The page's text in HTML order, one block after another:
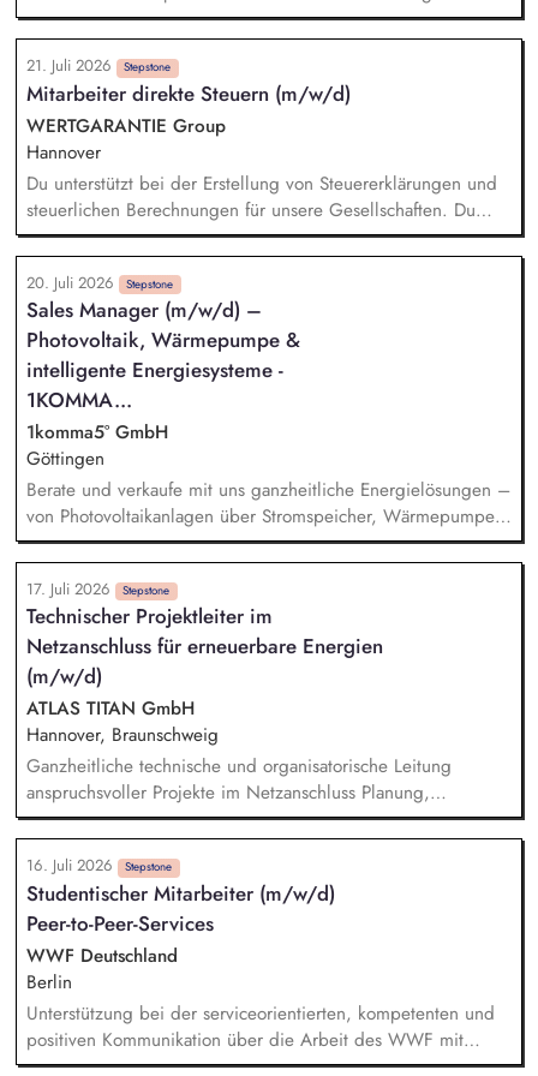
Bildungs- und Erziehungsarbeit.
geforderten Bestandteilen Beauftragung und Koordination von
externen Drittanbietern Initiierung, Begleitung und
Projektmanagement von Maßnahmen und Projekten Prüfung
und Umsetzung von wirkungsvollen Klimaschutz-
Sofortmaßnahmen Durchführung eines zivilgesellschaftlichen
Prozesses für die Konzepterstellung (Workshops,
Ideensammlung mit Bürger/innen) Integration des
Klimaschutzes in die Verwaltungsabläufe
Vernetzung/Kooperation mit anderen lokalen
Klimaschutzakteuren
21. Juli 2026 Stepstone
Mitarbeiter direkte Steuern (m/w/d)
WERTGARANTIE Group
Hannover
Du unterstützt bei der Erstellung von Steuererklärungen und
steuerlichen Berechnungen für unsere Gesellschaften. Du
wirkst bei der Erstellung von Steuerbilanzen und E-Bilanzen
mit und sorgst für die Einhaltung aktueller steuerlicher
Vorgaben. Du prüfst Steuerbescheide und analysierst
steuerliche Sachverhalte auf mögliche Abweichungen. Du
unterstützt bei Betriebsprüfungen und arbeitest mit internen
sowie externen Ansprechpartnern zusammen. Du wirkst bei
der Kontierung und Buchung steuerlicher Geschäftsvorfälle
mit.
20. Juli 2026 Stepstone
Sales Manager (m/w/d) –
Photovoltaik, Wärmepumpe &
intelligente Energiesysteme -
1KOMMA...
1komma5° GmbH
Göttingen
Berate und verkaufe mit uns ganzheitliche Energielösungen –
von Photovoltaikanlagen über Stromspeicher, Wärmepumpen
und Wallboxen bis hin zu unserem intelligenten
Energiemanagementsystem „Heartbeat
17. Juli 2026 Stepstone
Technischer Projektleiter im
Netzanschluss für erneuerbare Energien
(m/w/d)
ATLAS TITAN GmbH
Hannover, Braunschweig
Ganzheitliche technische und organisatorische Leitung
anspruchsvoller Projekte im Netzanschluss Planung,
Strukturierung und Überwachung der Projektabläufe
einschließlich Kosten, Termine, Qualität, Risiken und
Ressourcen Steuerung der Entwurfs-, Genehmigungs- und
Ausführungsplanung einschließlich der Prüfung und
Qualitätssicherung technischer Planungsunterlagen
Entwicklung, Bewertung und Abstimmung technischer
Anlagen- und Netzanschlusskonzepte Koordination der
beteiligten Fachdisziplinen und Sicherstellung klar definierter
Aufgaben, Verantwortlichkeiten und Schnittstellen
16. Juli 2026 Stepstone
Studentischer Mitarbeiter (m/w/d)
Peer-to-Peer-Services
WWF Deutschland
Berlin
Unterstützung bei der serviceorientierten, kompetenten und
positiven Kommunikation über die Arbeit des WWF mit
finanziellen und nicht-finanziellen Unterstützer:innen sowie